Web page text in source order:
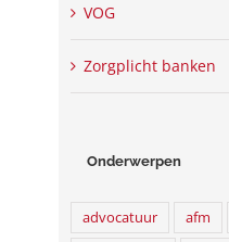
VOG
Zorgplicht banken
Onderwerpen
advocatuur afm